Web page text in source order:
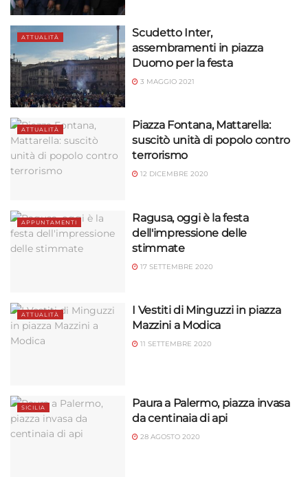
ATTUALITÀ
Scudetto Inter,
assembramenti in piazza
Duomo per la festa
3 MAGGIO 2021
ATTUALITÀ
Piazza Fontana, Mattarella:
suscitò unità di popolo contro
terrorismo
12 DICEMBRE 2020
APPUNTAMENTI
Ragusa, oggi è la festa
dell'impressione delle
stimmate
17 SETTEMBRE 2020
ATTUALITÀ
I Vestiti di Minguzzi in piazza
Mazzini a Modica
11 SETTEMBRE 2020
SICILIA
Paura a Palermo, piazza invasa
da centinaia di api
28 AGOSTO 2020